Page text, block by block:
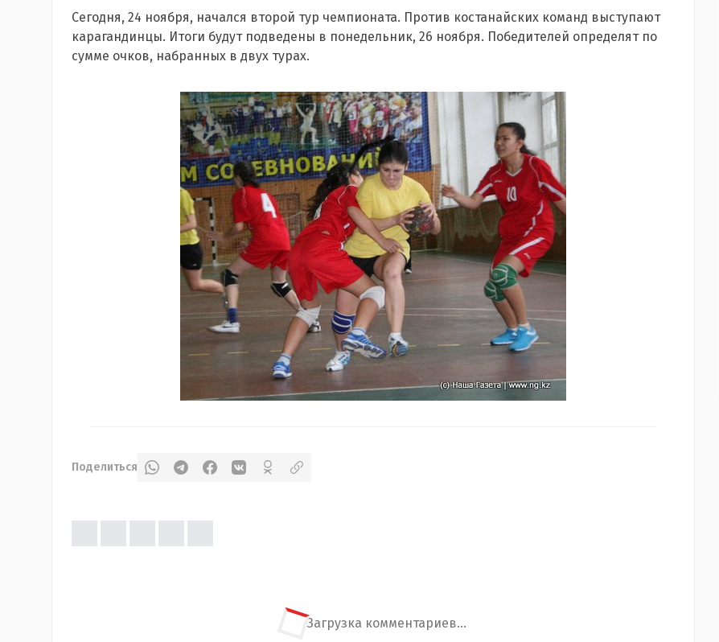
Сегодня, 24 ноября, начался второй тур чемпионата. Против костанайских команд выступают
карагандинцы. Итоги будут подведены в понедельник, 26 ноября. Победителей определят по
сумме очков, набранных в двух турах.
Поделиться
Загрузка комментариев...